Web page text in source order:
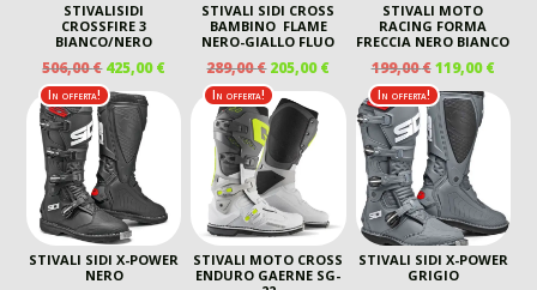
STIVALISIDI
CROSSFIRE 3
BIANCO/NERO
506,00€ IL
PREZZO
ORIGINALE
ERA:
506,00 €.
425,00€IL
PREZZO
ATTUALE
425,00 €.
STIVALI SIDI CROSS
BAMBINO FLAME
NERO-GIALLO FLUO
289,00€ IL
PREZZO
ORIGINALE
ERA:
289,00 €.
205,00€IL
PREZZO
ATTUALE
205,00 €.
STIVALI MOTO
RACING FORMA
FRECCIA NERO BIANCO
199,00€ IL
PREZZO
ORIGINALE
ERA:
199,00 €.
119,00€IL
In offerta!
STIVALI SIDI X-POWER
NERO
In offerta!
STIVALI MOTO CROSS
ENDURO GAERNE SG-
In offerta!
STIVALI SIDI X-POWER
GRIGIO